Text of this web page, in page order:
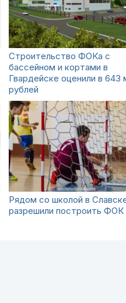
Строительство ФОКа с
бассейном и кортами в
Гвардейске оценили в 643
рублей
Рядом со школой в
разрешили построить ФОК